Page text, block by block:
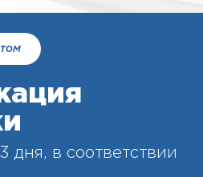
дня, в соответствии